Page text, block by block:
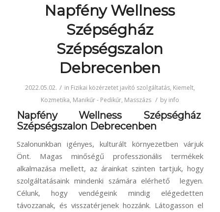
Napfény Wellness
Szépségház
Szépségszalon
Debrecenben
2022.05.02. / in Fizikai közérzetet javító szolgáltatás, Kiemelt,
Kozmetika, Manikűr - Pedikűr, Masszázs / by info
Napfény Wellness Szépségház
Szépségszalon Debrecenben
Szalonunkban igényes, kulturált környezetben várjuk
Önt. Magas minőségű professzionális termékek
alkalmazása mellett, az árainkat szinten tartjuk, hogy
szolgáltatásaink mindenki számára elérhető legyen.
Célunk, hogy vendégeink mindig elégedetten
távozzanak, és visszatérjenek hozzánk. Látogasson el